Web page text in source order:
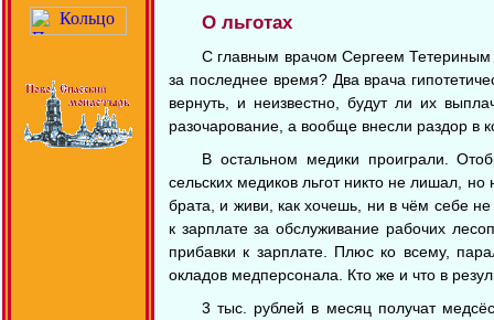
О льготах
С главным врачом Сергеем Тетериным
за последнее время? Два врача
вернуть, и неизвестно, будут ли их
разочарование, а вообще внесли раздор в
В остальном медики проиграли.
сельских медиков льгот никто не лишал,
брата, и живи, как хочешь, ни в чём себе
к зарплате за обслуживание рабочих
прибавки к зарплате. Плюс ко всему,
окладов медперсонала. Кто же и что в
3 тыс. рублей в месяц получат